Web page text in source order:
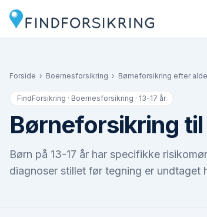
Forside › Boernesforsikring › Børneforsikring efter
FindForsikring · Boernesforsikring · 13-17 år
Børneforsikring til
Børn på 13-17 år har specifikke
diagnoser stillet før tegning er undtaget